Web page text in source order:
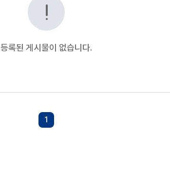
등록된 게시물이 없습니다.
1